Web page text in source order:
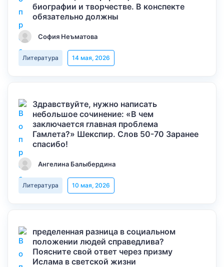
биографии и творчестве. В конспекте
обязательно должны
София Неъматова
Литература 14 мая, 2026
Здравствуйте, нужно написать
небольшое сочинение: «В чем
заключается главная проблема
Гамлета?» Шекспир. Слов 50-70 Заранее
спасибо!
Ангелина Балыбердина
Литература 10 мая, 2026
пределенная разница в социальном
положении людей справедлива?
Поясните свой ответ через призму
Ислама в светской жизни